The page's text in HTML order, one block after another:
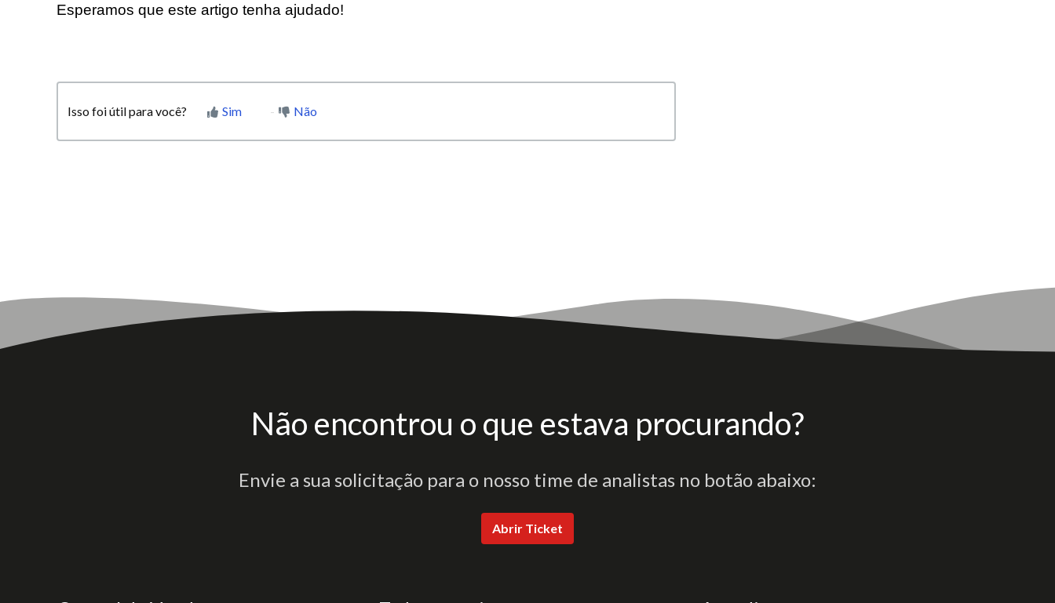
Esperamos que este artigo tenha ajudado!
Isso foi útil para você? Sim Não
Não encontrou o que estava procurando?
Envie a sua solicitação para o nosso time de analistas no botão abaixo:
Abrir Ticket